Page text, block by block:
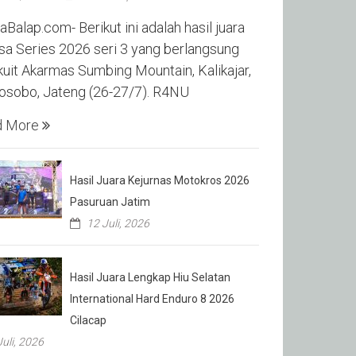
Berikut ini adalah hasil juara
Series 2026 seri 3 yang berlangsung
Akarmas Sumbing Mountain, Kalikajar,
Jateng (26-27/7). R4NU
More
Hasil Juara Kejurnas Motokros 2026
Pasuruan Jatim
12 Juli, 2026
Hasil Juara Lengkap Hiu Selatan
International Hard Enduro 8 2026
Cilacap
2026